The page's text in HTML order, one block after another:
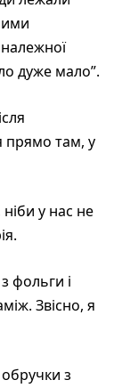
дуже мало”.
прямо там, у
у нас не
фольги і
Звісно, я
з